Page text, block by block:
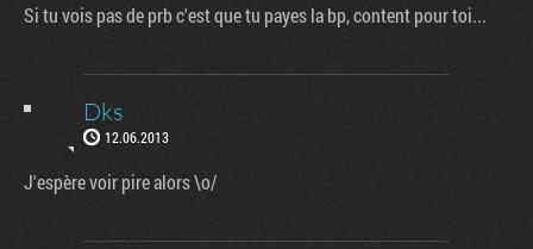
Si tu vois pas de prb c'est que tu payes la bp, content pour toi...
Dks
12.06.2013
J'espère voir pire alors \o/